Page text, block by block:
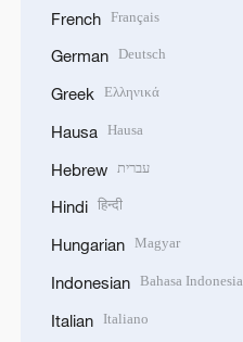
French Français
German Deutsch
Greek Ελληνικά
Hausa Hausa
Hebrew עברית
Hindi हिन्दी
Hungarian Magyar
Indonesian Bahasa Indonesia
Italian Italiano